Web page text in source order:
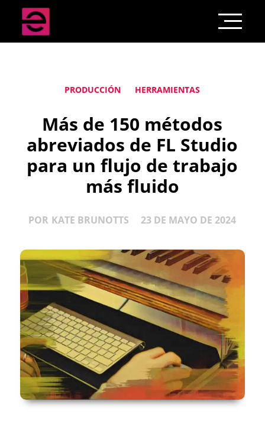
PRODUCCIÓN HERRAMIENTAS
Más de 150 métodos
abreviados de FL Studio
para un flujo de trabajo
más fluido
POR KATE BRUNOTTS 23 DE MAYO DE 2024